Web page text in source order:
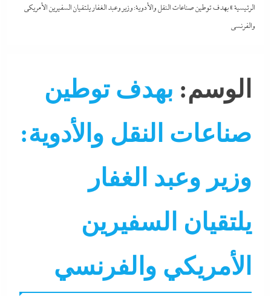
الرئيسية»بهدف توطين صناعات النقل والأدوية: وزير وعبد الغفار يلتقيان السفيرين الأمريكي
والفرنسي
الوسم: بهدف توطين
صناعات النقل والأدوية:
وزير وعبد الغفار
يلتقيان السفيرين
الأمريكي والفرنسي
التحليل اللحظي
الحكومة
سوشيال ميديا
عرب و عالم